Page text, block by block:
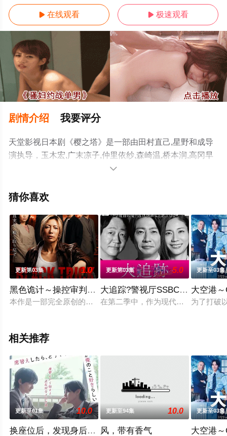
 在线观看  极速观看
剧情介绍 我要评分
天堂影视日本剧《樱之塔》是一部由田村直己,星野和成导
演执导，玉木宏,广末凉子,仲里依纱,森崎温,桥本润,高冈早
纪,光石研,吉田钢太郎等演员精彩演绎的日本电视剧，大结
剧全集就上天堂电影网，更多相关信息可移步至豆瓣电视

猜你喜欢
更新第03集 1.0
黑色诡计～操控审判的辩护人
本作是一部完全原创的律政娱乐作品，讲述了“捏造天才”且能力
更新第03集 5.0
大追踪?警视厅SSBC强行犯系?
在第二季中，作为现代刑侦关键力量
更新至03集
大空港
为了打破
相关推荐
更新至01集 10.0
换座位后，发现身后的男生好像喜欢我
更新至94集 10.0
风，带有香气
更新至03集
大空港